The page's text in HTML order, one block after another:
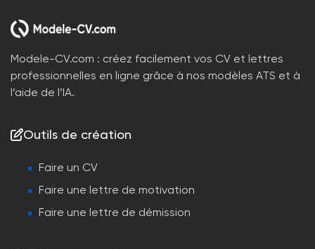
Modele-CV.com : créez facilement vos CV et lettres
professionnelles en ligne grâce à nos modèles ATS et à
l’aide de l’IA.
Outils de création
Faire un CV
Faire une lettre de motivation
Faire une lettre de démission